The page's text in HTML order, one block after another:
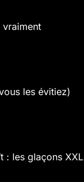
vraiment
les évitiez)
: les glaçons XXL